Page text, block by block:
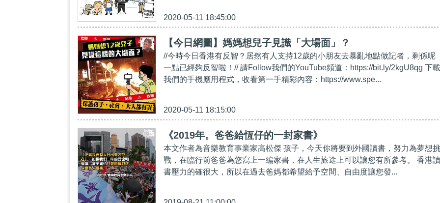
2020-05-11 18:45:00
【今日網圖】媽媽想兒子見識「大場面」？
//今時今日香港有反智？居然有人支持12歲的小朋友去暴亂地點做記者，剩係呢
一點已經夠反智啦！// 請Follow我們的YouTube頻道：https://bit.ly/2kgU8qg 下載
我們的手機應用程式，收看第一手精彩內容：https://www.spe...
2020-05-11 18:15:00
《2019年。爸爸給恆仔的一封家書》
本文作者為音樂教育事業家高松傑 孩子，今天你將要到外國讀書，努力為夢想挑
戰，在臨行前爸爸為您寫上一編家書，在人生旅途上可以讓您有所參考。 香港讀
書壓力的確很大，所以在過去爸媽都希望給予空間、自由度讓您發...